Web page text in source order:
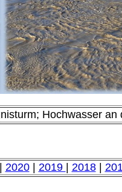
Hochwasser an
2020| 2019 2018|